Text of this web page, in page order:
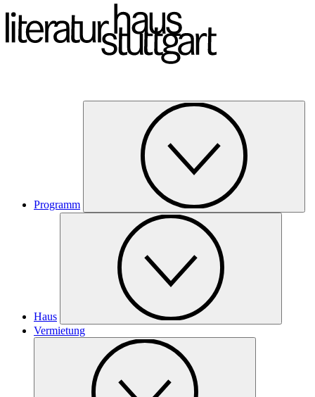
Programm
Haus
Vermietung